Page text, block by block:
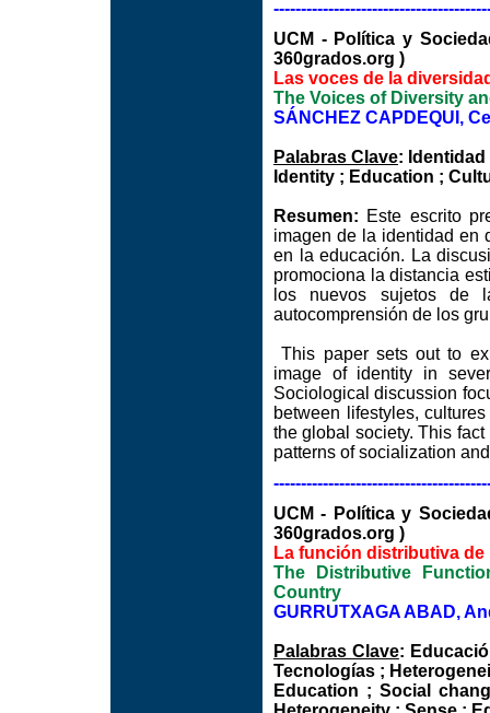
UCM - Política y
360grados.org )
Las voces de la
The Voices of Diversity
SÁNCHEZ CAPDEQUI,
Palabras Clave:
Identity ; Education ;
Resumen: Este escrito
imagen de la identidad en
en la educación. La
promociona la distancia
los nuevos sujetos de
autocomprensión de los
This paper sets out to
image of identity in
Sociological discussion
between lifestyles,
the global society. This
patterns of socialization
UCM - Política y
360grados.org )
La función distributiva
The Distributive
Country
GURRUTXAGA ABAD,
Palabras Clave:
Tecnologías ;
Education ; Social